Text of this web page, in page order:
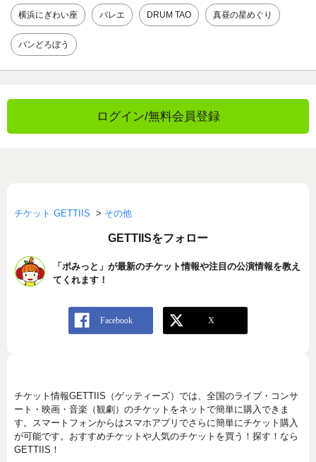
横浜にぎわい座 バレエ DRUM TAO 真昼の星めぐり
パンどろぼう
ログイン/無料会員登録
チケット GETTIIS > その他
GETTIISをフォロー
「ポみっと」が最新のチケット情報や注目の公演情報を教え
てくれます！
チケット情報GETTIIS（ゲッティーズ）では、全国のライブ・コンサ
ート・映画・音楽（観劇）のチケットをネットで簡単に購入できま
す。スマートフォンからはスマホアプリでさらに簡単にチケット購入
が可能です。おすすめチケットや人気のチケットを買う！探す！なら
GETTIIS！